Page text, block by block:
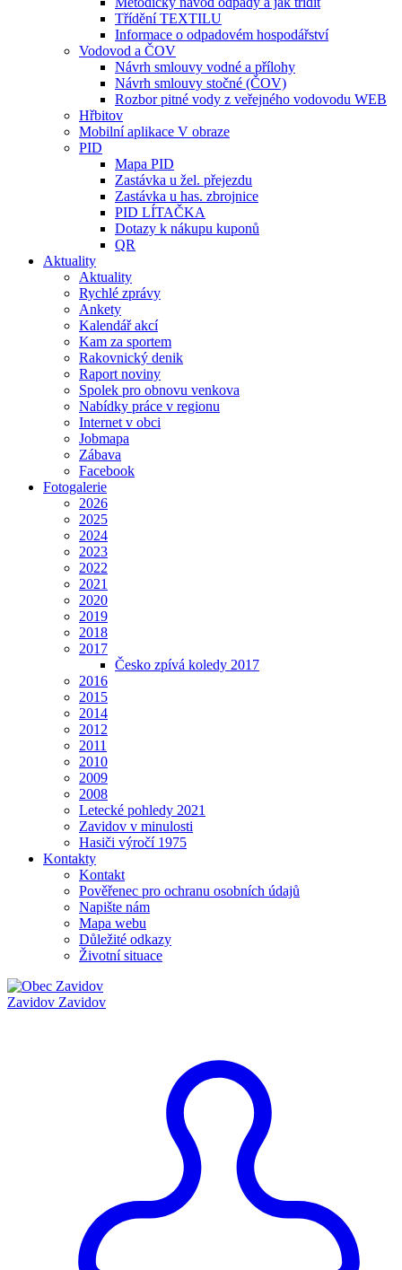
Třídění TEXTILU
Informace o odpadovém hospodářství
Vodovod a ČOV
Návrh smlouvy vodné a přílohy
Návrh smlouvy stočné (ČOV)
Rozbor pitné vody z veřejného vodovodu WEB
Hřbitov
Mobilní aplikace V obraze
PID
Mapa PID
Zastávka u žel. přejezdu
Zastávka u has. zbrojnice
PID LÍTAČKA
Dotazy k nákupu kuponů
QR
Aktuality
Aktuality
Rychlé zprávy
Ankety
Kalendář akcí
Kam za sportem
Rakovnický denik
Raport noviny
Spolek pro obnovu venkova
Nabídky práce v regionu
Internet v obci
Jobmapa
Zábava
Facebook
Fotogalerie
2026
2025
2024
2023
2022
2021
2020
2019
2018
2017
Česko zpívá koledy 2017
2016
2015
2014
2012
2011
2010
2009
2008
Letecké pohledy 2021
Zavidov v minulosti
Hasiči výročí 1975
Kontakty
Kontakt
Pověřenec pro ochranu osobních údajů
Napište nám
Mapa webu
Důležité odkazy
Životní situace
Zavidov Zavidov